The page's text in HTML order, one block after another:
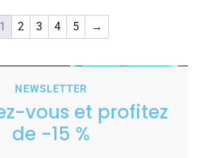
1 2 3 4 5 →
NEWSLETTER
vous et profitez
de -15 %